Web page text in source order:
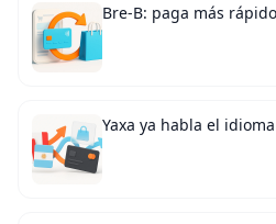
Bre-B: paga más
Yaxa ya habla el